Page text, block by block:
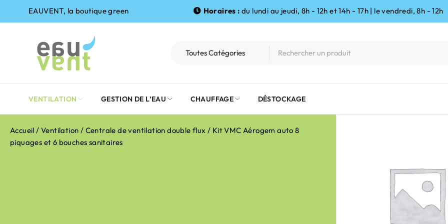
EAUVENT, la boutique green Horaires : du lundi au jeudi, 8h - 12h et 14h - 17h | le vendredi, 8h - 12h
VENTILATION GESTION DE L’EAU CHAUFFAGE DÉSTOCKAGE
Accueil /Ventilation / Centrale de ventilation double flux / Kit VMC Aérogem auto 8
piquages et 6 bouches sanitaires